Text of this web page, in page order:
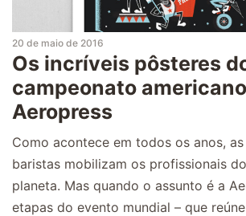
20 de maio de 2016
Os incríveis pôsteres
campeonato
Aeropress
Como acontece em todos os anos,
baristas mobilizam os profissionais
planeta. Mas quando o assunto é a
etapas do evento mundial – que